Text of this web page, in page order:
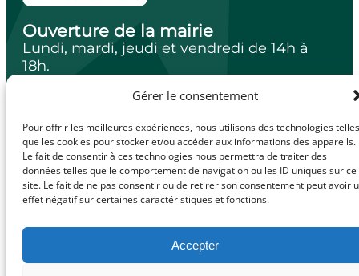
Gérer le consentement
Pour offrir les meilleures expériences, nous utilisons des technologies telles
que les cookies pour stocker et/ou accéder aux informations des appareils.
Le fait de consentir à ces technologies nous permettra de traiter des
données telles que le comportement de navigation ou les ID uniques sur ce
site. Le fait de ne pas consentir ou de retirer son consentement peut avoir
effet négatif sur certaines caractéristiques et fonctions.
Accepter
Ouverture de la mairie
Lundi, mardi, jeudi et vendredi de 14h à
18h.
facebookIlliwap
Mentions légales
Politique de confidentialité
love by